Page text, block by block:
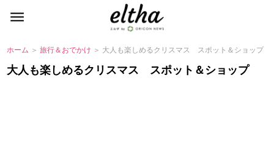
ホーム ＞旅行＆おでかけ ＞ 大人も楽しめるクリスマス スポット＆ショップ
大人も楽しめるクリスマス スポット＆ショップ